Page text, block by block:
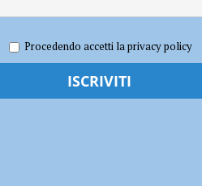
la situazione nella provincia di Piacenza”
Vardelli Ciclismo,Notizie,Sport
Procedendo accetti la privacy policy